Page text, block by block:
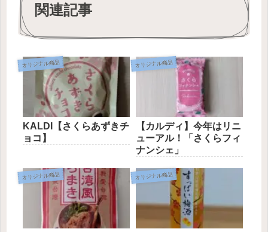
関連記事
オリジナル商品
KALDI【さくらあずきチ
ョコ】
オリジナル商品
【カルディ】今年はリニ
ューアル！「さくらフィ
ナンシェ」
オリジナル商品 オリジナル商品